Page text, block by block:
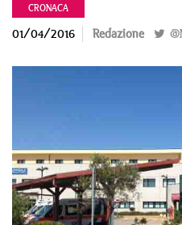
CRONACA
01/04/2016 Redazione